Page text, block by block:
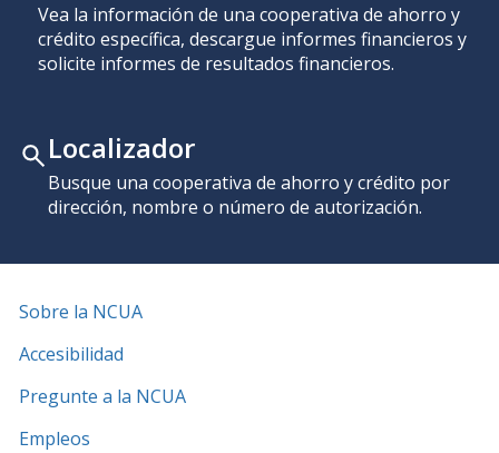
Vea la información de una cooperativa de ahorro y
crédito específica, descargue informes financieros y
solicite informes de resultados financieros.
Localizador
Busque una cooperativa de ahorro y crédito por
dirección, nombre o número de autorización.
Sobre la NCUA
Accesibilidad
Pregunte a la NCUA
Empleos